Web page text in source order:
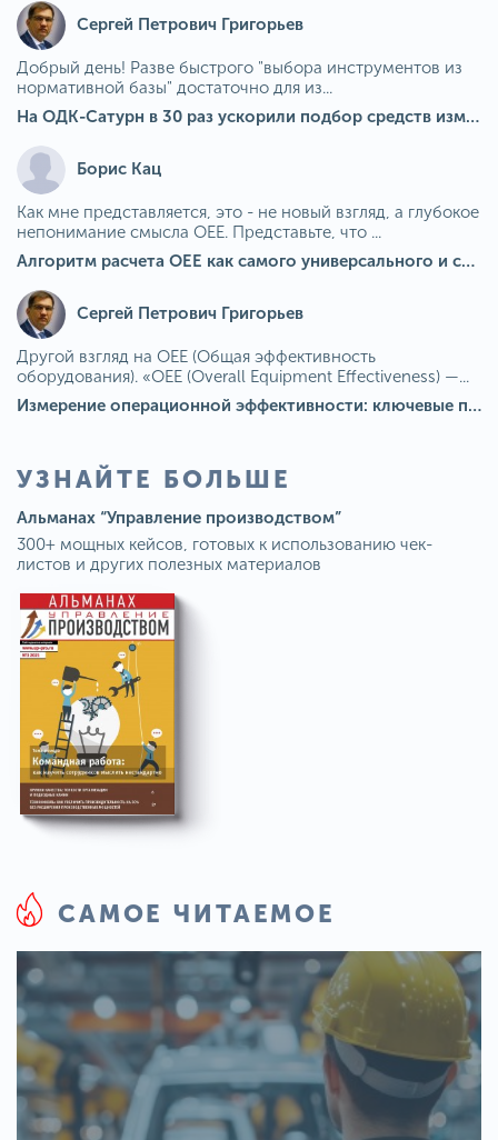
Сергей Петрович Григорьев
Добрый день! Разве быстрого "выбора инструментов из
нормативной базы" достаточно для из...
На ОДК-Сатурн в 30 раз ускорили подбор средств измерения для контроля качества продукции
Борис Кац
Как мне представляется, это - не новый взгляд, а глубокое
непонимание смысла OEE. Представьте, что ...
Алгоритм расчета ОЕЕ как самого универсального и современного показателя эффективности оборудования в мире
Сергей Петрович Григорьев
Другой взгляд на OEE (Общая эффективность
оборудования). «OEE (Overall Equipment Effectiveness) —...
Измерение операционной эффективности: ключевые показатели для непрерывного совершенствования
УЗНАЙТЕ БОЛЬШЕ
Альманах “Управление производством”
300+ мощных кейсов, готовых к использованию чек-
листов и других полезных материалов
САМОЕ ЧИТАЕМОЕ